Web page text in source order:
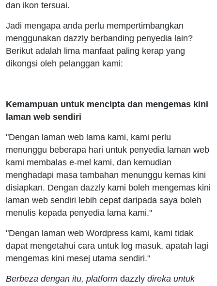
dan ikon tersuai.
Jadi mengapa anda perlu mempertimbangkan
menggunakan dazzly berbanding penyedia lain?
Berikut adalah lima manfaat paling kerap yang
dikongsi oleh pelanggan kami:
Kemampuan untuk mencipta dan mengemas kini
laman web sendiri
"Dengan laman web lama kami, kami perlu
menunggu beberapa hari untuk penyedia laman web
kami membalas e-mel kami, dan kemudian
menghadapi masa tambahan menunggu kemas kini
disiapkan. Dengan dazzly kami boleh mengemas kini
laman web sendiri lebih cepat daripada saya boleh
menulis kepada penyedia lama kami."
"Dengan laman web Wordpress kami, kami tidak
dapat mengetahui cara untuk log masuk, apatah lagi
mengemas kini mesej utama sendiri."
Berbeza dengan itu, platform dazzly direka untuk